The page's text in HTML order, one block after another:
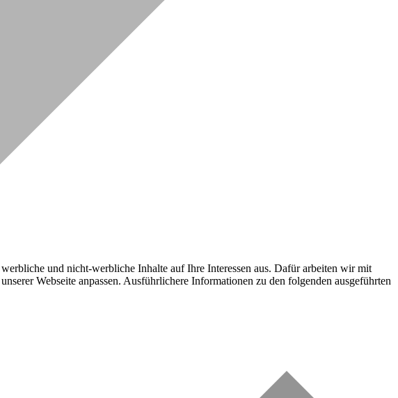
und nicht-werbliche Inhalte auf Ihre Interessen aus. Dafür arbeiten wir mit
Webseite anpassen. Ausführlichere Informationen zu den folgenden ausgeführten